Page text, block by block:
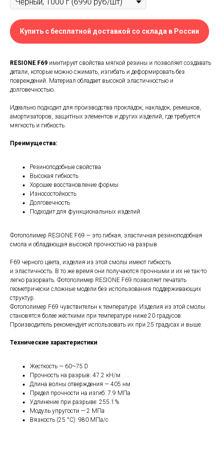
Купить с бесплатной доставкой со склада в России
RESIONE F69 имитирует свойства мягкой резины и позволяет создавать
детали, которые можно сжимать, изгибать и деформировать без
повреждений. Материал обладает высокой эластичностью и
долговечностью.
Идеально подходит для производства прокладок, накладок, ремешков,
амортизаторов, защитных элементов и других изделий, где требуется
мягкость и гибкость.
Преимущества:
Резиноподобные свойства
Высокая гибкость
Хорошее восстановление формы
Износостойкость
Долговечность
Подходит для функциональных изделий
Фотополимер RESIONE F69 — это гибкая, эластичная резиноподобная
смола и обладающая высокой прочностью на разрыв.
F69 черного цвета, изделия из этой смолы имеют гибкость
и эластичность. В то же время они получаются прочными и их не так-то
легко разорвать. Фотополимер RESIONE F69 позволяет печатать
геометрически сложные модели без использования поддерживающих
структур.
Фотополимер F69 чувствительн к температуре. Изделия из этой смолы
становятся более жёсткими при температуре ниже 20 градусов.
Производитель рекомендует использовать их при 25 градусах и выше.
Технические характеристики
Жесткость — 60~75 D
Прочность на разрыв: 47.2 кН/м
Длина волны отверждения — 405 нм
Предел прочности на изгиб: 7.9 МПа
Удлинение при разрыве: 255.1%
Модуль упругости — 2 МПа
Вязкость (25 °С): 980 МПа/с